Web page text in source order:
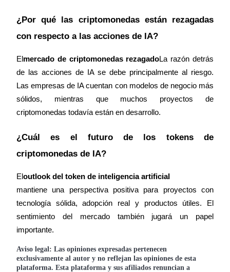
¿Por qué las criptomonedas están rezagadas
con respecto a las acciones de IA?
El mercado de criptomonedas rezagadoLa razón detrás
de las acciones de IA se debe principalmente al riesgo.
Las empresas de IA cuentan con modelos de negocio más
sólidos, mientras que muchos proyectos de
criptomonedas todavía están en desarrollo.
¿Cuál es el futuro de los tokens de
criptomonedas de IA?
El outlook del token de inteligencia artificial
mantiene una perspectiva positiva para proyectos con
tecnología sólida, adopción real y productos útiles. El
sentimiento del mercado también jugará un papel
importante.
Aviso legal: Las opiniones expresadas pertenecen
exclusivamente al autor y no reflejan las opiniones de esta
plataforma. Esta plataforma y sus afiliados renuncian a